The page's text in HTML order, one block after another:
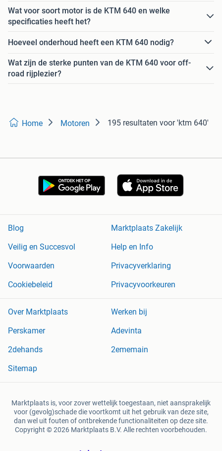
Wat voor soort motor is de KTM 640 en welke
specificaties heeft het?
Hoeveel onderhoud heeft een KTM 640 nodig?
Wat zijn de sterke punten van de KTM 640 voor off-
road rijplezier?
Home Motoren 195 resultaten voor 'ktm 640'
Blog
Marktplaats Zakelijk
Veilig en Succesvol
Help en Info
Voorwaarden
Privacyverklaring
Cookiebeleid
Privacyvoorkeuren
Over Marktplaats
Werken bij
Perskamer
Adevinta
2dehands
2ememain
Sitemap
Marktplaats is, voor zover wettelijk toegestaan, niet aansprakelijk
voor (gevolg)schade die voortkomt uit het gebruik van deze site,
dan wel uit fouten of ontbrekende functionaliteiten op deze site.
Copyright © 2026 Marktplaats B.V. Alle rechten voorbehouden.